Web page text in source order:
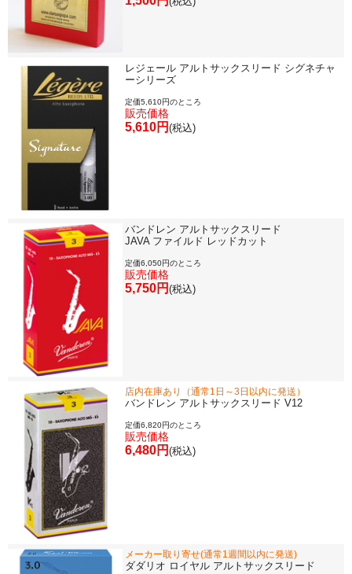
レジェール アルトサックスリード シグネチャ
ーシリーズ
定価5,610円のところ
販売価格
5,610円 (税込)
バンドレン アルトサックスリード
JAVA ファイルド レッドカット
定価6,050円のところ
販売価格
5,750円 (税込)
店内在庫あり（通常1日～3日以内に発送）
バンドレン アルトサックスリード V12
定価6,820円のところ
販売価格
6,480円 (税込)
メーカー取り寄せ(通常1週間以内に発送)
ダダリオ ロイヤル アルトサックスリード